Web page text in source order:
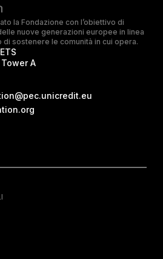
la Fondazione con l’obiettivo di
nuove generazioni europee in linea
di sostenere le comunità in cui opera.
A